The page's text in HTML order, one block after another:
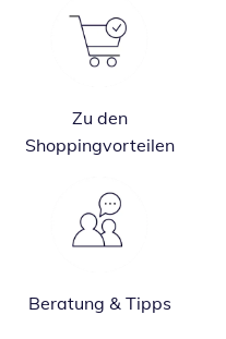
Zu den
Shoppingvorteilen
Beratung & Tipps